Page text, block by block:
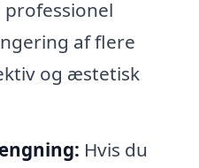
professionel
af flere
og æstetisk
Hvis du